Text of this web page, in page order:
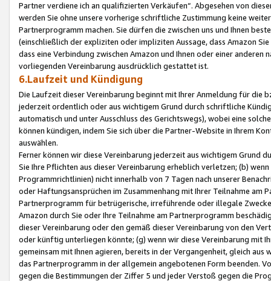
Partner verdiene ich an qualifizierten Verkäufen“. Abgesehen von
werden Sie ohne unsere vorherige schriftliche Zustimmung keine
Partnerprogramm machen. Sie dürfen die zwischen uns und Ihnen
(einschließlich der expliziten oder impliziten Aussage, dass Amazon
dass eine Verbindung zwischen Amazon und Ihnen oder einer
vorliegenden Vereinbarung ausdrücklich gestattet ist.
6.Laufzeit und Kündigung
Die Laufzeit dieser Vereinbarung beginnt mit Ihrer Anmeldung für die
jederzeit ordentlich oder aus wichtigem Grund durch schriftliche
automatisch und unter Ausschluss des Gerichtswegs), wobei eine
können kündigen, indem Sie sich über die Partner-Website in Ihrem
auswählen.
Ferner können wir diese Vereinbarung jederzeit aus wichtigem Grund
Sie Ihre Pflichten aus dieser Vereinbarung erheblich verletzen; (b)
Programmrichtlinien) nicht innerhalb von 7 Tagen nach unserer
oder Haftungsansprüchen im Zusammenhang mit Ihrer Teilnahme am
Partnerprogramm für betrügerische, irreführende oder illegale
Amazon durch Sie oder Ihre Teilnahme am Partnerprogramm
dieser Vereinbarung oder den gemäß dieser Vereinbarung von den
oder künftig unterliegen könnte; (g) wenn wir diese Vereinbarung mit
gemeinsam mit Ihnen agieren, bereits in der Vergangenheit, gleich
das Partnerprogramm in der allgemein angebotenen Form beenden.
gegen die Bestimmungen der Ziffer 5 und jeder Verstoß gegen die